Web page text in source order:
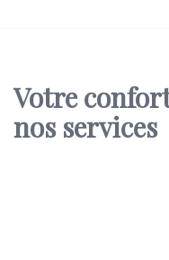
Votre
nos services